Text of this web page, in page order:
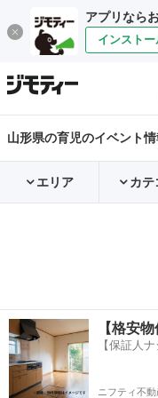
アプリなら
インストー
山形県の育児のイベント情
エリア カテ
【格安
【保証人
ニフティ不動